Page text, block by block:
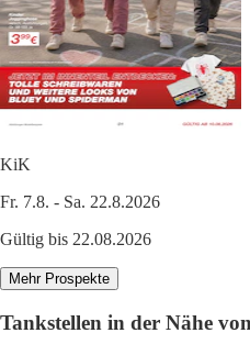
KiK
Fr. 7.8. - Sa. 22.8.2026
Gültig bis 22.08.2026
Mehr Prospekte
Tankstellen in der Nähe